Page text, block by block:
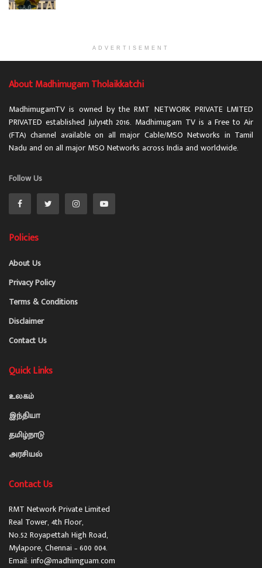
ADVERTISEMENT
About Madhimugam Tholaikkatchi
MadhimugamTV is owned by the RMT NETWORK PRIVATE LMITED
PRIVATED established July14th 2016. Madhimugam TV is a Free to Air
(FTA) channel available on all major Cable/MSO Networks in Tamil
Nadu and on all major MSO Networks across India and worldwide.
Follow Us
Policies
About Us
Privacy Policy
Terms & Conditions
Disclaimer
Contact Us
Quick Links
உலகம்
இந்தியா
தமிழ்நாடு
அரசியல்
Contact Us
RMT Network Private Limited
Real Tower, 4th Floor,
No.52 Royapettah High Road,
Mylapore, Chennai – 600 004.
Email: info@madhimguam.com